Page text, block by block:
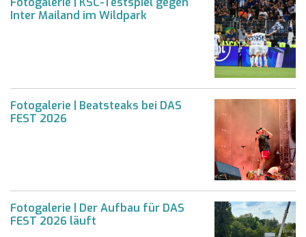
Inter Mailand im Wildpark
Fotogalerie | Beatsteaks bei DAS
FEST 2026
Fotogalerie | Der Aufbau für DAS
FEST 2026 läuft